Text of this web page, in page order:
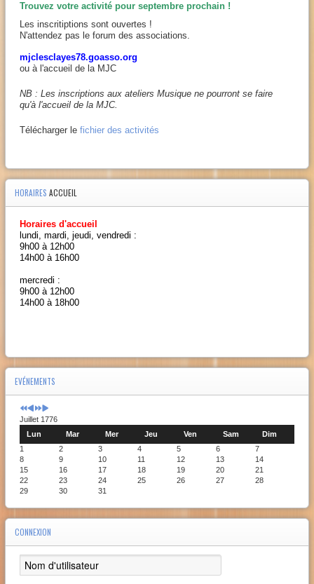
Trouvez votre activité pour septembre prochain !
Les inscritiptions sont ouvertes !
N'attendez pas le forum des associations.
mjclesclayes78.goasso.org
ou à l'accueil de la MJC
NB : Les inscriptions aux ateliers Musique ne pourront se faire
qu'à l'accueil de la MJC.
Télécharger le fichier des activités
HORAIRES ACCUEIL
Horaires d'accueil
lundi, mardi, jeudi, vendredi :
9h00 à 12h00
14h00 à 16h00
mercredi :
9h00 à 12h00
14h00 à 18h00
EVÉNEMENTS
Juillet 1776
Lun
Mar Mer Jeu Ven Sam
Dim
1
2 3 4 5 6
7
8
9 10 11 12 13
14
15
16 17 18 19 20
21
22
23 24 25 26 27
28
29
30 31
CONNEXION